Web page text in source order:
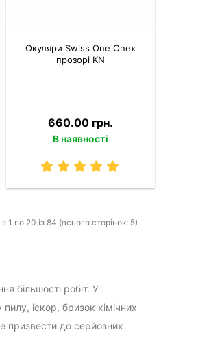
Окуляри Swiss One Onex
прозорі KN
660.00 грн.
В наявності
1 по 20 із 84 (всього сторінок: 5)
більшості робіт. У
іскор, бризок хімічних
призвести до серйозних